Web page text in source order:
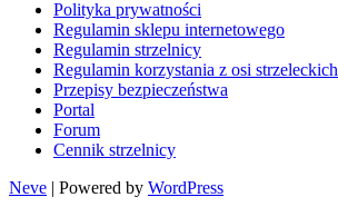
Polityka prywatności
Regulamin sklepu internetowego
Regulamin strzelnicy
Regulamin korzystania z osi strzeleckich
Przepisy bezpieczeństwa
Portal
Forum
Cennik strzelnicy
Neve | Powered by WordPress